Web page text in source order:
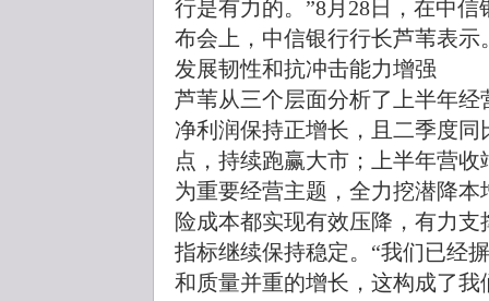
行是有力的。”8月28日，在中
布会上，中信银行行长芦苇表示
发展韧性和抗冲击能力增强
芦苇从三个层面分析了上半年
净利润保持正增长，且二季度
点，持续跑赢大市；上半年营
为重要经营主题，全力挖潜降
险成本都实现有效压降，有力
指标继续保持稳定。“我们已经
和质量并重的增长，这构成了